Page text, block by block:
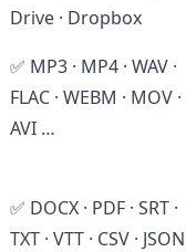
Drive · Dropbox
✅ MP3 · MP4 · WAV ·
FLAC · WEBM · MOV ·
AVI …
✅ DOCX · PDF · SRT ·
TXT · VTT · CSV · JSON